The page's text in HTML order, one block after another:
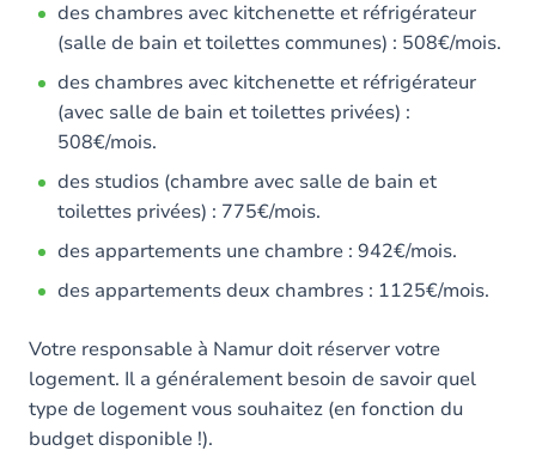
des chambres avec kitchenette et réfrigérateur
(salle de bain et toilettes communes) : 508€/mois.
des chambres avec kitchenette et réfrigérateur
(avec salle de bain et toilettes privées) :
508€/mois.
des studios (chambre avec salle de bain et
toilettes privées) : 775€/mois.
des appartements une chambre : 942€/mois.
des appartements deux chambres : 1125€/mois.
Votre responsable à Namur doit réserver votre
logement. Il a généralement besoin de savoir quel
type de logement vous souhaitez (en fonction du
budget disponible !).